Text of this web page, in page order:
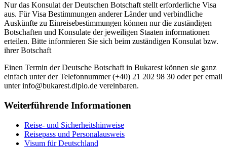
Nur das Konsulat der Deutschen Botschaft stellt erforderliche Visa
aus. Für Visa Bestimmungen anderer Länder und verbindliche
Auskünfte zu Einreisebestimmungen können nur die zuständigen
Botschaften und Konsulate der jeweiligen Staaten informationen
erteilen. Bitte informieren Sie sich beim zuständigen Konsulat bzw.
ihrer Botschaft
Einen Termin der Deutsche Botschaft in Bukarest können sie ganz
einfach unter der Telefonnummer (+40) 21 202 98 30 oder per email
unter info@bukarest.diplo.de vereinbaren.
Weiterführende Informationen
Reise- und Sicherheitshinweise
Reisepass und Personalausweis
Visum für Deutschland